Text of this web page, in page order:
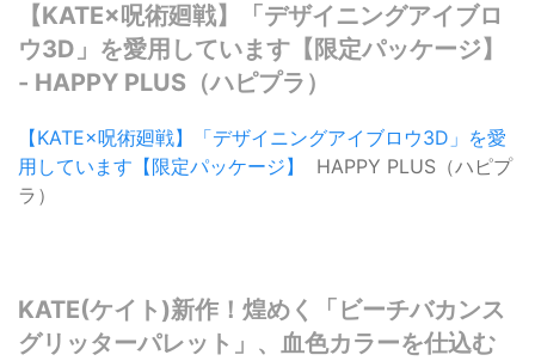
【KATE×呪術廻戦】「デザイニングアイブロ
ウ3D」を愛用しています【限定パッケージ】
- HAPPY PLUS（ハピプラ）
【KATE×呪術廻戦】「デザイニングアイブロウ3D」を愛
用しています【限定パッケージ】
HAPPY PLUS（ハピプ
ラ）
KATE(ケイト)新作！煌めく「ビーチバカンス
グリッターパレット」、血色カラーを仕込む